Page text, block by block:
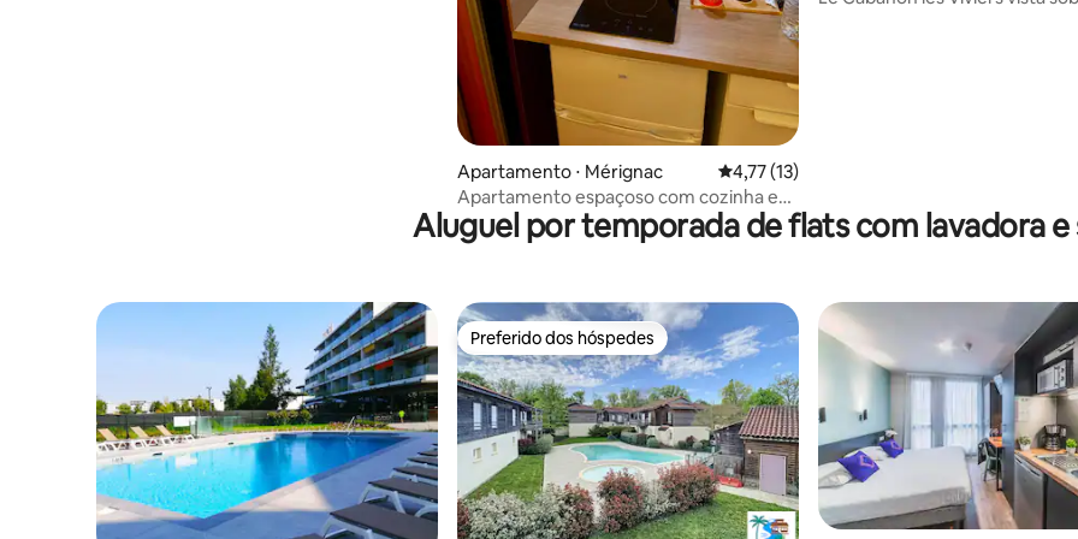
Apartamento ⋅ Mérignac 4,77 de uma avaliação média de 5, 13
4,77 (13)
Apartamento espaçoso com cozinha em
Mérignac
Aluguel por temporada de flats com lavadora e
Preferido dos hóspedes
Preferido dos hóspedes